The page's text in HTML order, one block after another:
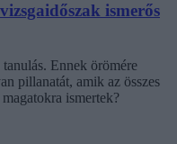
ismerős
Ennek örömére
pillanatát, amik az összes
ismertek?